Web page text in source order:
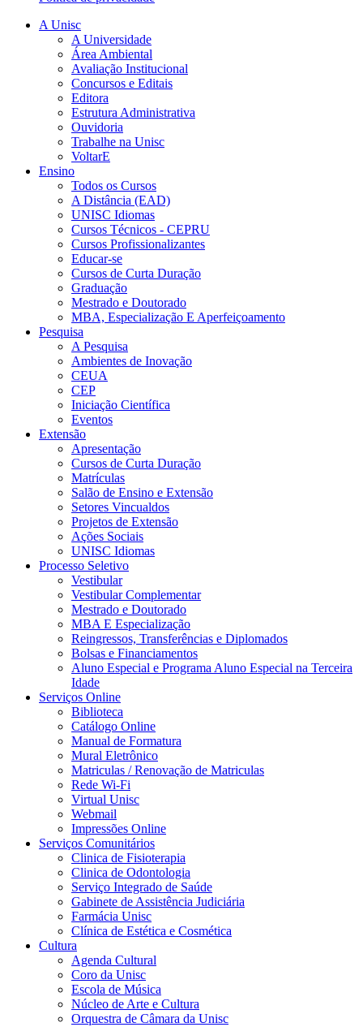
A Unisc
A Universidade
Área Ambiental
Avaliação Institucional
Concursos e Editais
Editora
Estrutura Administrativa
Ouvidoria
Trabalhe na Unisc
VoltarE
Ensino
Todos os Cursos
A Distância (EAD)
UNISC Idiomas
Cursos Técnicos - CEPRU
Cursos Profissionalizantes
Educar-se
Cursos de Curta Duração
Graduação
Mestrado e Doutorado
MBA, Especialização E Aperfeiçoamento
Pesquisa
A Pesquisa
Ambientes de Inovação
CEUA
CEP
Iniciação Científica
Eventos
Extensão
Apresentação
Cursos de Curta Duração
Matrículas
Salão de Ensino e Extensão
Setores Vincualdos
Projetos de Extensão
Ações Sociais
UNISC Idiomas
Processo Seletivo
Vestibular
Vestibular Complementar
Mestrado e Doutorado
MBA E Especialização
Reingressos, Transferências e Diplomados
Bolsas e Financiamentos
Aluno Especial e Programa Aluno Especial na Terceira
Idade
Serviços Online
Biblioteca
Catálogo Online
Manual de Formatura
Mural Eletrônico
Matriculas / Renovação de Matriculas
Rede Wi-Fi
Virtual Unisc
Webmail
Impressões Online
Serviços Comunitários
Clinica de Fisioterapia
Clinica de Odontologia
Serviço Integrado de Saúde
Gabinete de Assistência Judiciária
Farmácia Unisc
Clínica de Estética e Cosmética
Cultura
Agenda Cultural
Coro da Unisc
Escola de Música
Núcleo de Arte e Cultura
Orquestra de Câmara da Unisc